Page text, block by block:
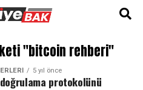
"bitcoin rehberi"
5 yıl önce
protokolünü